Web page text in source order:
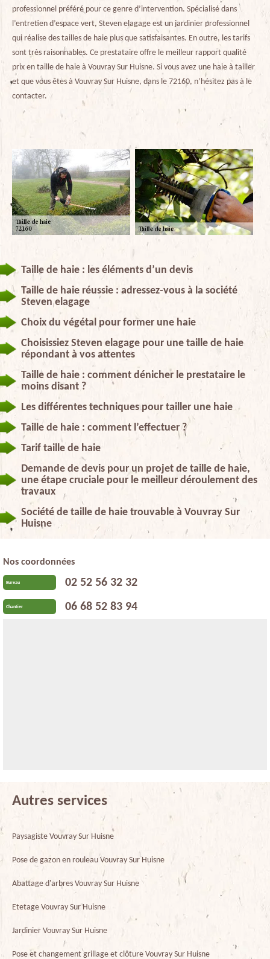
professionnel préféré pour ce genre d’intervention. Spécialisé dans
l’entretien d’espace vert, Steven elagage est un jardinier professionnel
qui réalise des tailles de haie plus que satisfaisantes. En outre, les tarifs
sont très raisonnables. Ce prestataire offre le meilleur rapport qualité
prix en taille de haie à Vouvray Sur Huisne. Si vous avez une haie à tailler
et que vous êtes à Vouvray Sur Huisne, dans le 72160, n’hésitez pas à le
contacter.
Taille de haie : les éléments d’un devis
Taille de haie réussie : adressez-vous à la société
Steven elagage
Choix du végétal pour former une haie
Choisissiez Steven elagage pour une taille de haie
répondant à vos attentes
Taille de haie : comment dénicher le prestataire le
moins disant ?
Les différentes techniques pour tailler une haie
Taille de haie : comment l’effectuer ?
Tarif taille de haie
Demande de devis pour un projet de taille de haie,
une étape cruciale pour le meilleur déroulement des
travaux
Société de taille de haie trouvable à Vouvray Sur
Huisne
Nos coordonnées
Bureau 02 52 56 32 32
Chantier 06 68 52 83 94
Autres services
Paysagiste Vouvray Sur Huisne
Pose de gazon en rouleau Vouvray Sur Huisne
Abattage d'arbres Vouvray Sur Huisne
Etetage Vouvray Sur Huisne
Jardinier Vouvray Sur Huisne
Pose et changement grillage et clôture Vouvray Sur Huisne